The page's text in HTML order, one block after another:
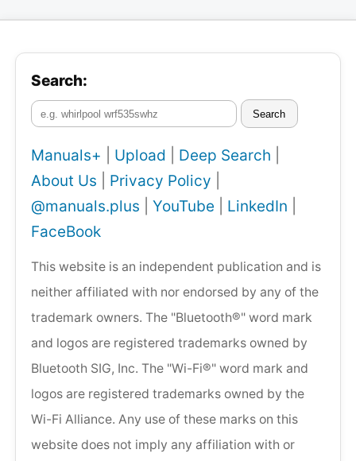
Search:
Search
Manuals+ Upload Deep Search
About Us
Privacy Policy
@manuals.plus
YouTube LinkedIn
FaceBook
This website is an independent publication and is
neither affiliated with nor endorsed by any of the
trademark owners. The "Bluetooth®" word mark
and logos are registered trademarks owned by
Bluetooth SIG, Inc. The "Wi-Fi®" word mark and
logos are registered trademarks owned by the
Wi-Fi Alliance. Any use of these marks on this
website does not imply any affiliation with or